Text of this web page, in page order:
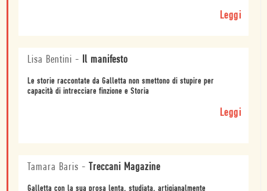
Leggi
Lisa Bentini - Il manifesto
Le storie raccontate da Galletta non smettono di stupire per
capacità di intrecciare finzione e Storia
Leggi
Tamara Baris - Treccani Magazine
Galletta con la sua prosa lenta, studiata, artigianalmente